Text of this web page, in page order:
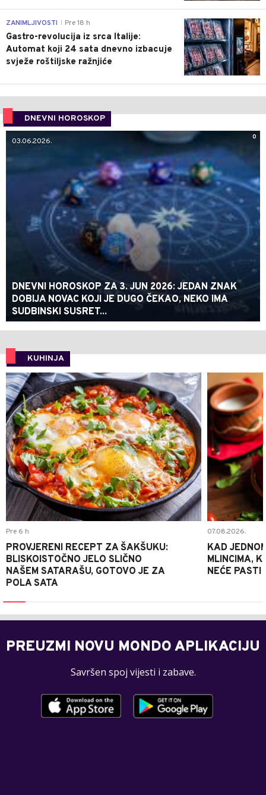
0
ZANIMLJIVOSTI Pre 18 h
Gastro-revolucija iz srca Italije:
Automat koji 24 sata dnevno izbacuje
svježe roštiljske ražnjiće
DNEVNI HOROSKOP
0
03.06.2026.
DNEVNI HOROSKOP ZA 3. JUN 2026: JEDAN ZNAK
DOBIJA NOVAC KOJI JE DUGO ČEKAO, NEKO IMA
SUDBINSKI SUSRET...
KUHINJA
0
Pre 6 h
PROVJERENI RECEPT ZA ŠAKŠUKU:
BLISKOISTOČNO JELO SLIČNO
NAŠEM SATARAŠU, GOTOVO JE ZA
POLA SATA
07.08.2026.
KAD
MLINCIMA,
NEĆE PASTI
PREUZMI NOVU MONDO APLIKACIJU
Savršen spoj vijesti i zabave.